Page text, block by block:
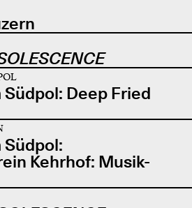
Deep Fried
Südpol:
Kehrhof: Musik-